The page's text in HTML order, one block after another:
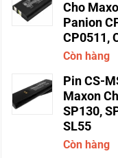
Cho
Panion
CP0511,
Còn hàng
Pin CS-
Maxon
SP130,
SL55
Còn hàng